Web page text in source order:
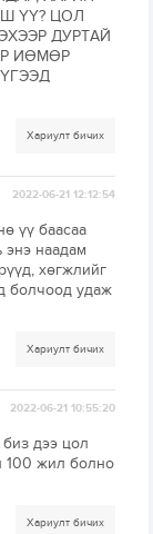
ҮҮ? ЦОЛ
ДУРТАЙ
ИӨМӨР
Хариулт бичих
2022-06-21 12:12:54
үү баасаа
энэ наадам
хөгжлийг
болчоод удаж
Хариулт бичих
2022-06-21 10:55:20
дээ цол
100 жил болно
Хариулт бичих